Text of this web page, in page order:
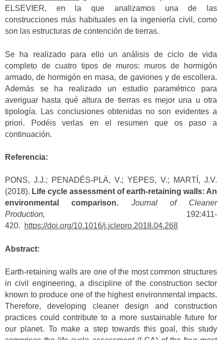
ELSEVIER, en la que analizamos una de las
construcciones más habituales en la ingeniería civil, como
son las estructuras de contención de tierras.
Se ha realizado para ello un análisis de ciclo de vida
completo de cuatro tipos de muros: muros de hormigón
armado, de hormigón en masa, de gaviones y de escollera.
Además se ha realizado un estudio paramétrico para
averiguar hasta qué altura de tierras es mejor una u otra
tipología. Las conclusiones obtenidas no son evidentes a
priori. Podéis verlas en el resumen que os paso a
continuación.
Referencia:
PONS, J.J.; PENADÉS-PLÀ, V.; YEPES, V.; MARTÍ, J.V.
(2018). Life cycle assessment of earth-retaining walls: An
environmental comparison.
Journal of Cleaner
Production, 192:411-
420.
https://doi.org/10.1016/j.jclepro.2018.04.268
Abstract:
Earth-retaining walls are one of the most common structures
in civil engineering, a discipline of the construction sector
known to produce one of the highest environmental impacts.
Therefore, developing cleaner design and construction
practices could contribute to a more sustainable future for
our planet. To make a step towards this goal, this study